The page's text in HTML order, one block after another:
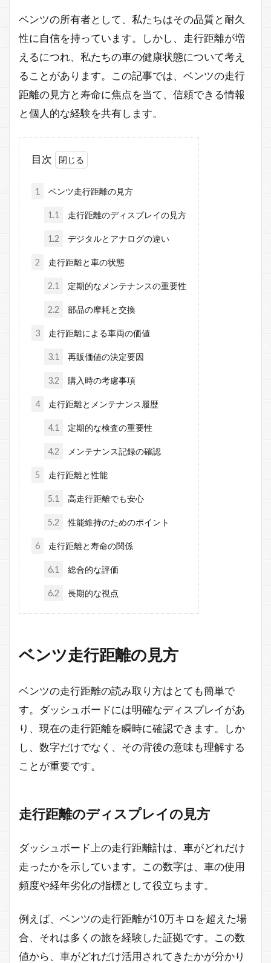
ベンツの所有者として、私たちはその品質と耐久
性に自信を持っています。しかし、走行距離が増
えるにつれ、私たちの車の健康状態について考え
ることがあります。この記事では、ベンツの走行
距離の見方と寿命に焦点を当て、信頼できる情報
と個人的な経験を共有します。
目次
1 ベンツ走行距離の見方
1.1 走行距離のディスプレイの見方
1.2 デジタルとアナログの違い
2 走行距離と車の状態
2.1 定期的なメンテナンスの重要性
2.2 部品の摩耗と交換
3 走行距離による車両の価値
3.1 再販価値の決定要因
3.2 購入時の考慮事項
4 走行距離とメンテナンス履歴
4.1 定期的な検査の重要性
4.2 メンテナンス記録の確認
5 走行距離と性能
5.1 高走行距離でも安心
5.2 性能維持のためのポイント
6 走行距離と寿命の関係
6.1 総合的な評価
6.2 長期的な視点
ベンツ走行距離の見方
ベンツの走行距離の読み取り方はとても簡単で
す。ダッシュボードには明確なディスプレイがあ
り、現在の走行距離を瞬時に確認できます。しか
し、数字だけでなく、その背後の意味も理解する
ことが重要です。
走行距離のディスプレイの見方
ダッシュボード上の走行距離計は、車がどれだけ
走ったかを示しています。この数字は、車の使用
頻度や経年劣化の指標として役立ちます。
例えば、ベンツの走行距離が10万キロを超えた場
合、それは多くの旅を経験した証拠です。この数
値から、車がどれだけ活用されてきたかが分かり